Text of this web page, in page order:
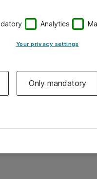
Analytics
Your privacy settings
Only mandatory